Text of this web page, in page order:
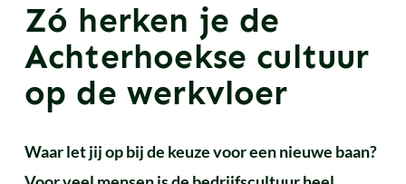
Zó herken je de
Achterhoekse cultuur
op de werkvloer
Waar let jij op bij de keuze voor een nieuwe baan?